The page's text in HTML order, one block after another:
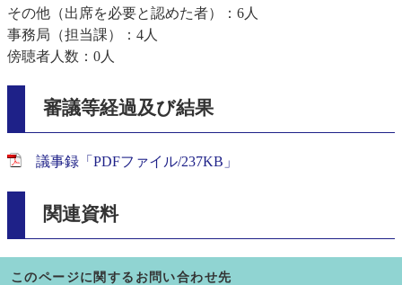
その他（出席を必要と認めた者）：6人
事務局（担当課）：4人
傍聴者人数：0人
審議等経過及び結果
議事録「PDFファイル/237KB」
関連資料
このページに関するお問い合わせ先